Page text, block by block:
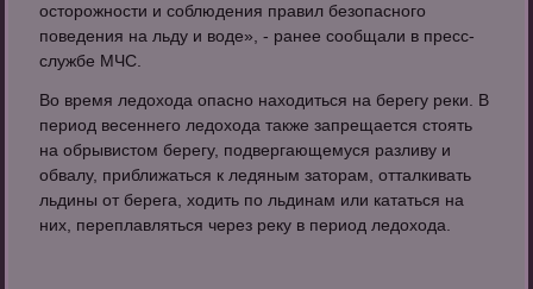
осторожности и соблюдения правил безопасного
поведения на льду и воде», - ранее сообщали в пресс-
службе МЧС.
Во время ледохода опасно находиться на берегу реки. В
период весеннего ледохода также запрещается стоять
на обрывистом берегу, подвергающемуся разливу и
обвалу, приближаться к ледяным заторам, отталкивать
льдины от берега, ходить по льдинам или кататься на
них, переплавляться через реку в период ледохода.